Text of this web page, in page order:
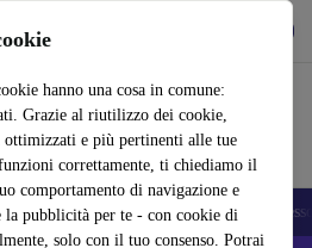
hanno una cosa in comune:
Grazie al riutilizzo dei cookie,
e più pertinenti alle tue
correttamente, ti chiediamo il
comportamento di navigazione e
la pubblicità per te - con cookie di
solo con il tuo consenso. Potrai
semplice
Portatili Tablet Smartwatch